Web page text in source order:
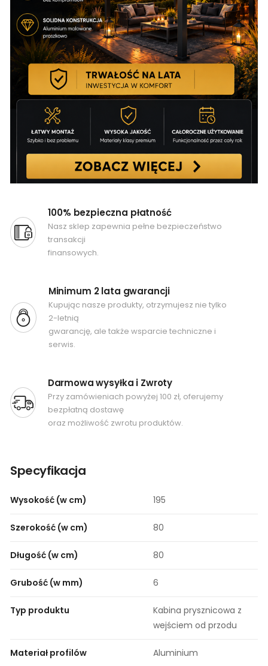
100% bezpieczna płatność
Nasz sklep zapewnia pełne bezpieczeństwo
transakcji
finansowych.
Minimum 2 lata gwarancji
Kupując nasze produkty, otrzymujesz nie tylko
2-letnią
gwarancję, ale także wsparcie techniczne i
serwis.
Darmowa wysyłka i Zwroty
Przy zamówieniach powyżej 100 zł, oferujemy
bezpłatną dostawę
oraz możliwość zwrotu produktów.
Specyfikacja
Wysokość (w cm) 195
Szerokość (w cm) 80
Długość (w cm) 80
Grubość (w mm) 6
Typ produktu
Kabina prysznicowa z
wejściem od przodu
Materiał profilów Aluminium